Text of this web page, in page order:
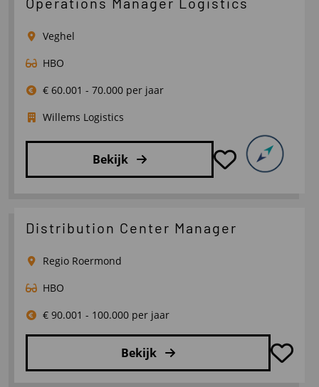
Vestigingsmanager
Tilburg,
Roosendaal
Veghel
HBO
€ 60.001 - 70.000 per jaar
Willems Logistics
Bekijk
over
Manager
Distribution Center Manager
Regio Roermond
HBO
€ 90.001 - 100.000 per jaar
Bekijk